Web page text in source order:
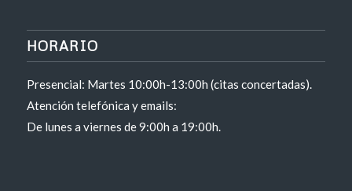
HORARIO
Presencial: Martes 10:00h-13:00h (citas concertadas).
Atención telefónica y emails:
De lunes a viernes de 9:00h a 19:00h.